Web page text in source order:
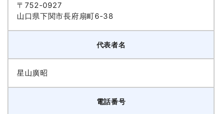
〒752-0927
山口県下関市長府扇町6-38
代表者名
星山廣昭
電話番号